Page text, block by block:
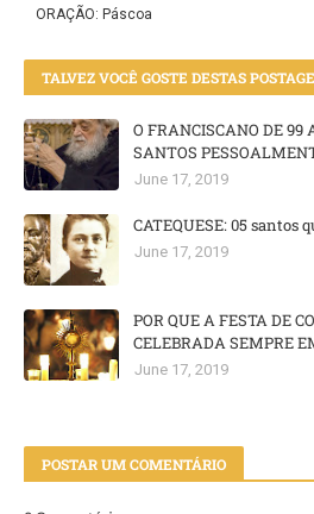
ORAÇÃO: Páscoa
TALVEZ VOCÊ GOSTE DESTAS
O FRANCISCANO DE 99
SANTOS
June 17, 2019
CATEQUESE: 05 santos
June 17, 2019
POR QUE A FESTA DE
CELEBRADA SEMPRE
June 17, 2019
POSTAR UM COMENTÁRIO